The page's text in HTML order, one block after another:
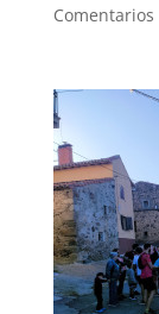
Comentarios